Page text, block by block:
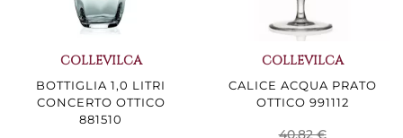
COLLEVILCA
BOTTIGLIA 1,0 LITRI
CONCERTO OTTICO
881510
COLLEVILCA
CALICE ACQUA PRATO
OTTICO 991112
40,82 €